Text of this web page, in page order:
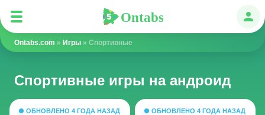
Ontabs
Ontabs.com » Игры » Спортивные
Спортивные игры на андроид
ОБНОВЛЕНО 4 ГОДА НАЗАД ОБНОВЛЕНО 4 ГОДА НАЗАД